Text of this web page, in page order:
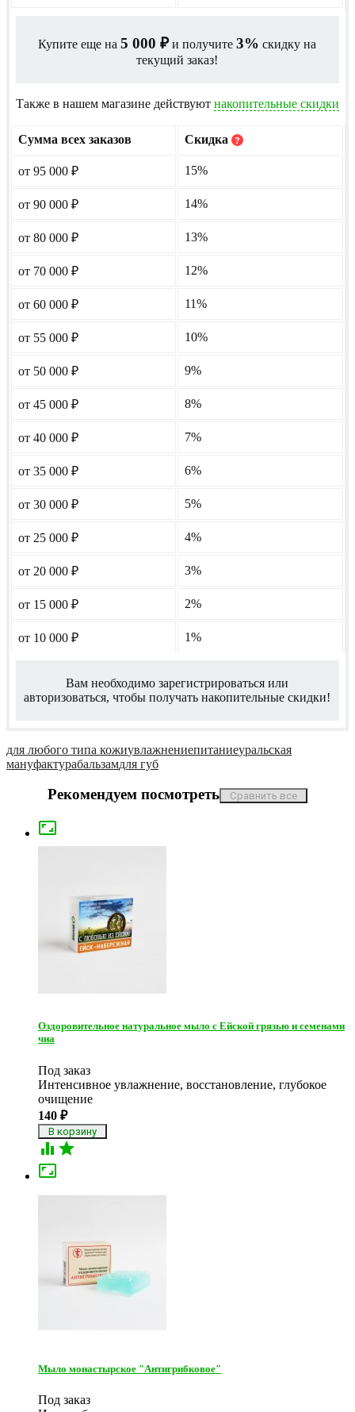
Купите еще на5 000₽и получите3% скидку на
текущий заказ!
Также в нашем магазине действуют накопительные скидки
Сумма всех заказов Скидка ?
от 95 000 ₽ 15%
от 90 000 ₽ 14%
от 80 000 ₽ 13%
от 70 000 ₽ 12%
от 60 000 ₽ 11%
от 55 000 ₽ 10%
от 50 000 ₽ 9%
от 45 000 ₽ 8%
от 40 000 ₽ 7%
от 35 000 ₽ 6%
от 30 000 ₽ 5%
от 25 000 ₽ 4%
от 20 000 ₽ 3%
от 15 000 ₽ 2%
от 10 000 ₽ 1%
Вам необходимо зарегистрироваться или
авторизоваться, чтобы получать накопительные скидки!
для любого типа кожиувлажнениепитаниеуральская
мануфактурабальзамдля губ
Рекомендуем посмотреть

Оздоровительное натуральное мыло с Ейской грязью и семенами
чиа
Под заказ
Интенсивное увлажнение, восстановление, глубокое
очищение
140 ₽
 

Мыло монастырское "Антигрибковое"
Под заказ